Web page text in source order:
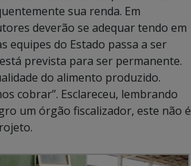
sua renda. Em
deverão se adequar tendo em
equipes do Estado passa a ser
prevista para ser permanente.
do alimento produzido.
cobrar”. Esclareceu, lembrando
um órgão fiscalizador, este não é